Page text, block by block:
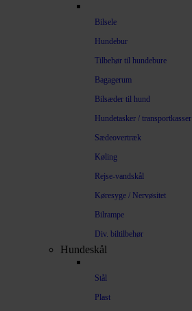
Bilsele
Hundebur
Tilbehør til hundebure
Bagagerum
Bilsæder til hund
Hundetasker / transportkasser
Sædeovertræk
Køling
Rejse-vandskål
Køresyge / Nervøsitet
Bilrampe
Div. biltilbehør
Hundeskål
Stål
Plast